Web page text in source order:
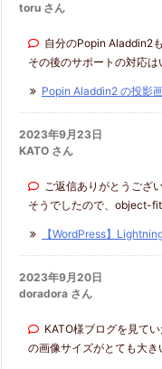
toru さん
自分のPopin Aladdin2
その後のサポートの対応
Popin Aladdin2 の投影
2023年9月23日
KATO さん
ご返信ありがとうござ
そうでしたので、object-
【WordPress】
2023年9月20日
doradora さん
KATO様ブログを見て
の画像サイズがとても大